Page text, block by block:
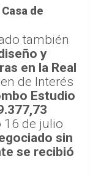
de
también
y
en la Real
de Interés
Estudio
16 de julio
sin
se recibió